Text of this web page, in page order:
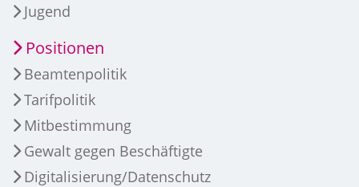
Jugend
Positionen
Beamtenpolitik
Tarifpolitik
Mitbestimmung
Gewalt gegen Beschäftigte
Digitalisierung/Datenschutz